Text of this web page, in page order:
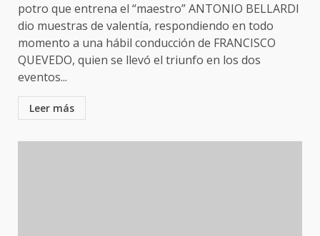
potro que entrena el “maestro” ANTONIO BELLARDI
dio muestras de valentía, respondiendo en todo
momento a una hábil conducción de FRANCISCO
QUEVEDO, quien se llevó el triunfo en los dos
eventos...
Leer más